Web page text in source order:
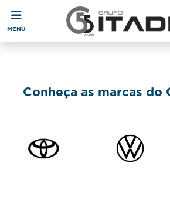
MENU
Conheça as marcas do